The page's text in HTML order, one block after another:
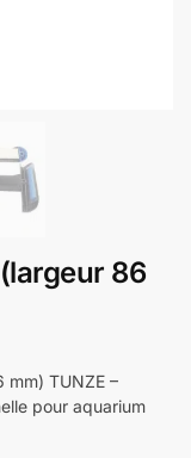
86
mm) TUNZE –
pour aquarium